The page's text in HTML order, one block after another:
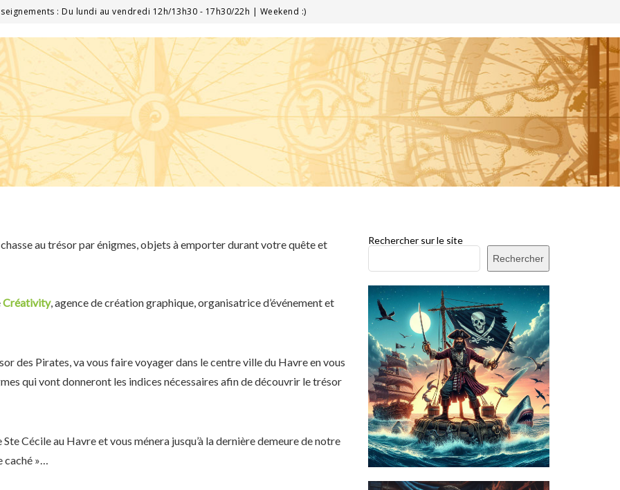
: Du lundi au vendredi 12h/13h30 - 17h30/22h | Weekend :)
au trésor par énigmes, objets à emporter durant votre quête et
Créativity, agence de création graphique, organisatrice d’événement et
des Pirates, va vous faire voyager dans le centre ville du Havre en vous
qui vont donneront les indices nécessaires afin de découvrir le trésor
Cécile au Havre et vous ménera jusqu’à la dernière demeure de notre
caché »…
Rechercher sur le site
Rechercher